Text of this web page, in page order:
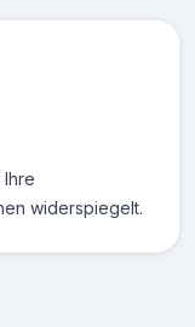
widerspiegelt.